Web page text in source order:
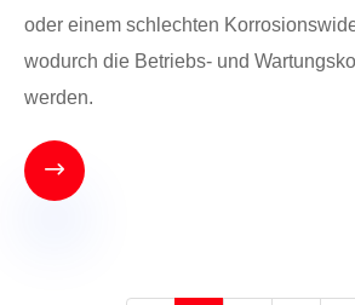
oder einem schlechten
wodurch die Betriebs- und
werden.
